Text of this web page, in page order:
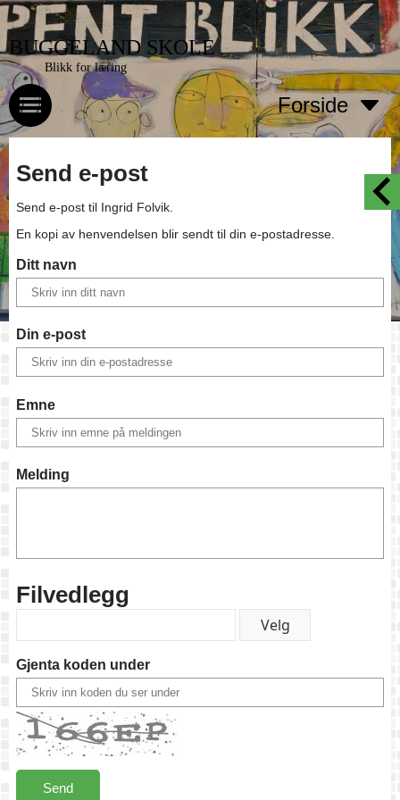
BUGGELAND SKOLE
Blikk for læring
Forside
Send e-post
Send e-post til Ingrid Folvik.
En kopi av henvendelsen blir sendt til din e-postadresse.
Ditt navn
Din e-post
Emne
Melding
Filvedlegg
Gjenta koden under